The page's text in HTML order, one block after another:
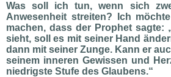
Was soll ich tun, wenn sich
Anwesenheit streiten? Ich
machen, dass der Prophet sagte:
sieht, soll es mit seiner Hand
dann mit seiner Zunge. Kann er
seinem inneren Gewissen und
niedrigste Stufe des Glaubens.“